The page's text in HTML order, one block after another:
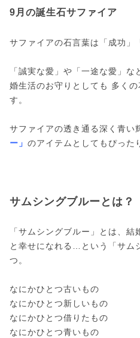
9月の誕生石サファイア
サファイアの石言葉は「成功」
「誠実な愛」や「一途な愛」
婚生活のお守りとしても 多く
す。
サファイアの透き通る深く青い
ー」 のアイテムとしてもぴった
サムシングブルーとは？
「サムシングブルー」とは、
と幸せになれる…という「サム
つ。
なにかひとつ古いもの
なにかひとつ新しいもの
なにかひとつ借りたもの
なにかひとつ青いもの